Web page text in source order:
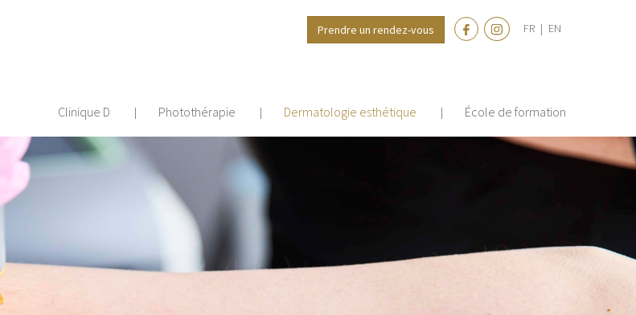
Prendre un rendez-vous FR | EN
Clinique D Photothérapie Dermatologie esthétique École de formation